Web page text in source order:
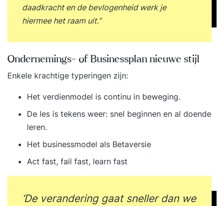
risicoanalyse en duurzaamheidsaspecten zorgen
dat je onderneming toekomstbestendig en
verdedigt, zodat jouw visie echt impact maakt.
Bij Go2Lean is het mogelijk om opleidingen te
volgt alleen de door jou gekozen opleidingen.
Dat sluit perfect aan op jouw loopbaan. Zo kun jij
jezelf optimaal ontwikkelen. Je werkt met
persoonlijke leerdoelen, praktijkcases en praktijk
StudieCoach behaal jij een optimaal
leerrendement! Voor wie? Iedere MBO
praktijkstudie is ontwikkeld voor een brede
daadkracht en de bevlogenheid werk je
hiermee het raam uit.”
Ondernemings- of Businessplan nieuwe stijl
Enkele krachtige typeringen zijn:
Het verdienmodel is continu in beweging.
De les is tekens weer: snel beginnen en al doende
leren.
Het businessmodel als Betaversie
Act fast, fail fast, learn fast
‘De verandering gaat sneller dan we